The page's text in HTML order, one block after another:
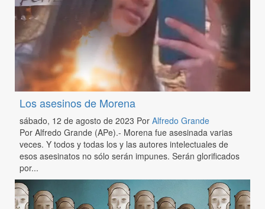
Los asesinos de Morena
sábado, 12 de agosto de 2023 Por Alfredo Grande
Por Alfredo Grande (APe).- Morena fue asesinada varias
veces. Y todos y todas los y las autores intelectuales de
esos asesinatos no sólo serán impunes. Serán glorificados
por...